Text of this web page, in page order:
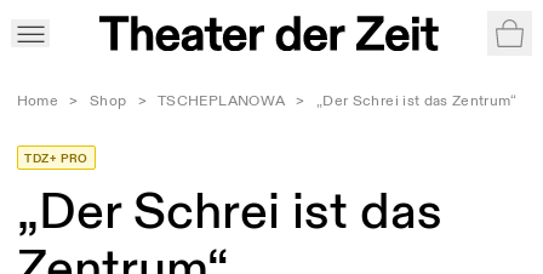
Home > Shop > TSCHEPLANOWA > „Der Schrei ist das Zentrum“
TDZ+ PRO
„Der Schrei ist das